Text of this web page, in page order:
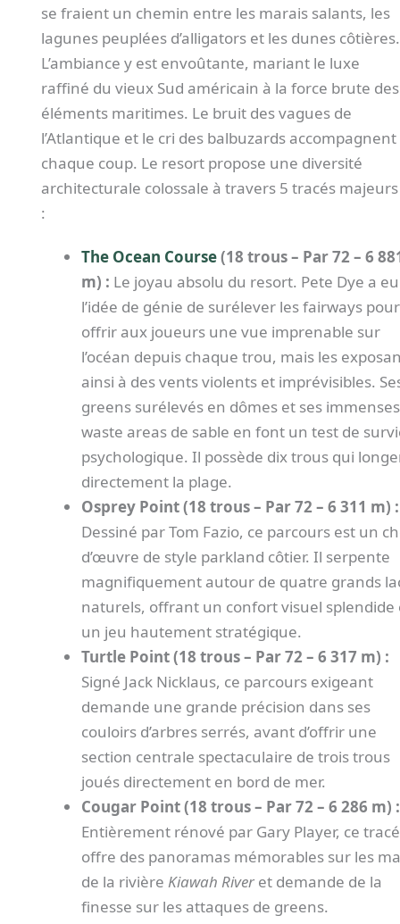
se fraient un chemin entre les marais salants, les
lagunes peuplées d’alligators et les dunes côtières.
L’ambiance y est envoûtante, mariant le luxe
raffiné du vieux Sud américain à la force brute des
éléments maritimes. Le bruit des vagues de
l’Atlantique et le cri des balbuzards accompagnent
chaque coup. Le resort propose une diversité
architecturale colossale à travers 5 tracés majeurs
:
The Ocean Course(18 trous – Par 72 – 6
m) : Le joyau absolu du resort. Pete Dye a eu
l’idée de génie de surélever les fairways pour
offrir aux joueurs une vue imprenable sur
l’océan depuis chaque trou, mais les
ainsi à des vents violents et imprévisibles.
greens surélevés en dômes et ses immenses
waste areas de sable en font un test de
psychologique. Il possède dix trous qui
directement la plage.
Osprey Point (18 trous – Par 72 – 6 311 m) :
Dessiné par Tom Fazio, ce parcours est un
d’œuvre de style parkland côtier. Il serpente
magnifiquement autour de quatre grands
naturels, offrant un confort visuel splendide
un jeu hautement stratégique.
Turtle Point (18 trous – Par 72 – 6 317 m) :
Signé Jack Nicklaus, ce parcours exigeant
demande une grande précision dans ses
couloirs d’arbres serrés, avant d’offrir une
section centrale spectaculaire de trois trous
joués directement en bord de mer.
Cougar Point (18 trous – Par 72 – 6 286 m) :
Entièrement rénové par Gary Player, ce tracé
offre des panoramas mémorables sur les
de la rivière Kiawah River et demande de la
finesse sur les attaques de greens.